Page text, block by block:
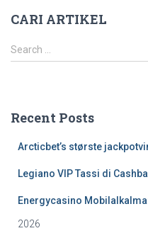
CARI ARTIKEL
S
e
h
Search …
Recent Posts
Arcticbet’s største
Legiano VIP Tassi di
Energycasino
2026